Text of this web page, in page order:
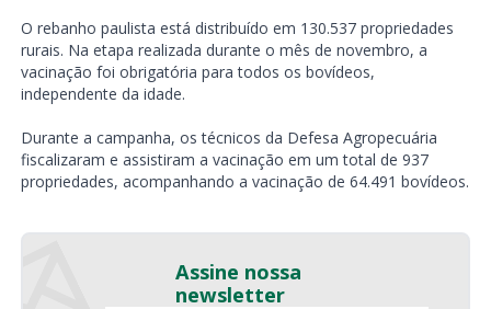
O rebanho paulista está distribuído em 130.537 propriedades
rurais. Na etapa realizada durante o mês de novembro, a
vacinação foi obrigatória para todos os bovídeos,
independente da idade.
Durante a campanha, os técnicos da Defesa Agropecuária
fiscalizaram e assistiram a vacinação em um total de 937
propriedades, acompanhando a vacinação de 64.491 bovídeos.
Assine nossa
newsletter